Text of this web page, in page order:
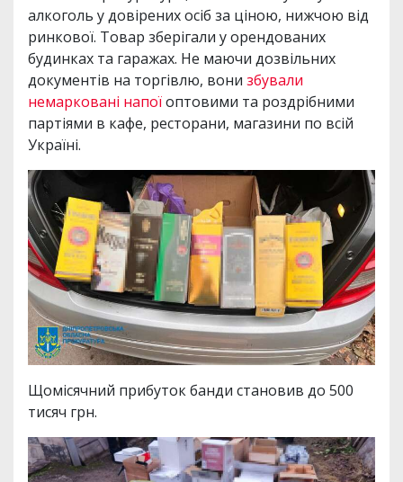
алкоголь у довірених осіб за ціною, нижчою від
ринкової. Товар зберігали у орендованих
будинках та гаражах. Не маючи дозвільних
документів на торгівлю, вони збували
немарковані напоїоптовими та роздрібними
партіями в кафе, ресторани, магазини по всій
Україні.
Щомісячний прибуток банди становив до 500
тисяч грн.